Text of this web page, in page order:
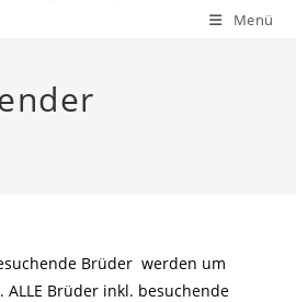
Menü
Brüder werden um
Brüder inkl. besuchende